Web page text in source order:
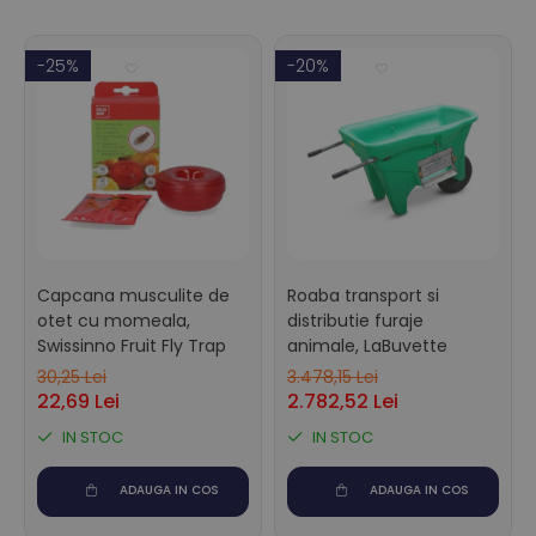
Accesorii identificare animale
Curele si numere
Vopsele, sprayuri, markere
Roboti ferma
Automate alaptare
Roboti de muls
Articole veterinare
Ecornare si taiere cozi
Pardoseli beton
Perii de scarpinat
Saltele si covoare
Separatoare de cusete
Ventilatie si climatizare
-25%
Capcana musculite de
otet cu momeala,
Swissinno Fruit Fly Trap
30,25 Lei
22,69 Lei
IN STOC
ADAUGA IN COS
-20%
Roaba transport si
distributie furaje
animale, LaBuvette
3.478,15 Lei
2.782,52 Lei
IN STOC
ADAUGA IN COS